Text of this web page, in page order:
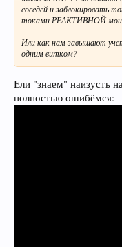
соседей и заблокировать
токами РЕАКТИВНОЙ
Или как нам завышают
одним витком?
Ели "знаем" наизусть
полностью ошибёмся: